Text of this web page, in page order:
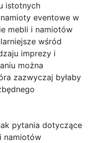
istotnych
eventowe w
mebli i namiotów
wśród
imprezy i
można
zazwyczaj byłaby
pytania dotyczące
namiotów